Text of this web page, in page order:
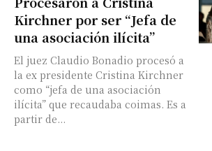
Kirchner por ser “Jefa de
una asociación ilícita”
El juez Claudio Bonadio procesó a
la ex presidente Cristina Kirchner
como “jefa de una asociación
ilícita” que recaudaba coimas. Es a
partir de...